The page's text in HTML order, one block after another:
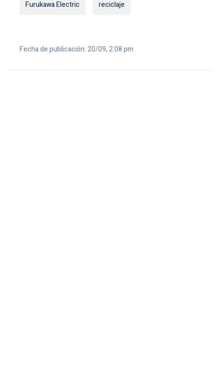
Furukawa Electric reciclaje
Fecha de publicación: 20/09, 2:08 pm